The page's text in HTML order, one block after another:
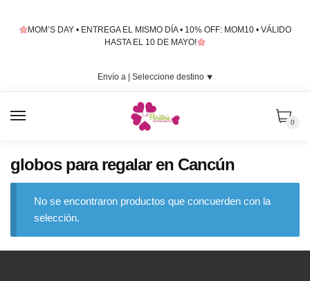
MOM’S DAY • ENTREGA EL MISMO DÍA • 10% OFF: MOM10 • VÁLIDO
HASTA EL 10 DE MAYO!
Envío a | Seleccione destino⯆
0
globos para regalar en Cancún
No se encontraron productos que concuerden con la
selección.